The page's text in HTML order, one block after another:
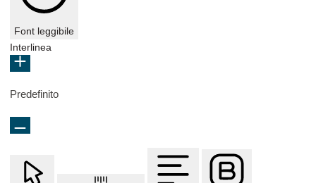
Font leggibile
Interlinea
Predefinito